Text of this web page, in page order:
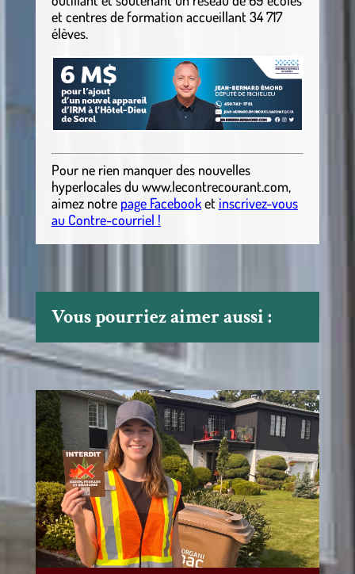
et centres de formation accueillant 34 717
élèves.
Pour ne rien manquer des nouvelles
hyperlocalesdu www.lecontrecourant.com,
aimez notre page Facebooket inscrivez-vous
au Contre-courriel !
Vous pourriez aimer aussi :